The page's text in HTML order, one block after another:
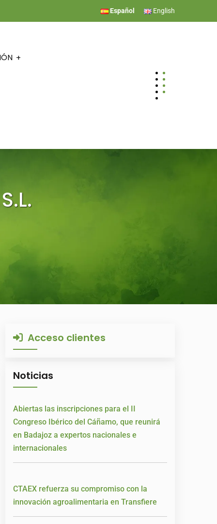
Español English
Acceso clientes
Noticias
Abiertas las inscripciones para el II
Congreso Ibérico del Cáñamo, que reunirá
en Badajoz a expertos nacionales e
internacionales
CTAEX refuerza su compromiso con la
innovación agroalimentaria en Transfiere